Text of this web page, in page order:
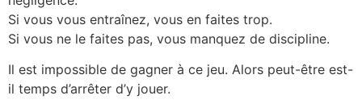
Si vous vous entraînez, vous en faites trop.
Si vous ne le faites pas, vous manquez de discipline.
Il est impossible de gagner à ce jeu. Alors peut-être est-
il temps d’arrêter d’y jouer.